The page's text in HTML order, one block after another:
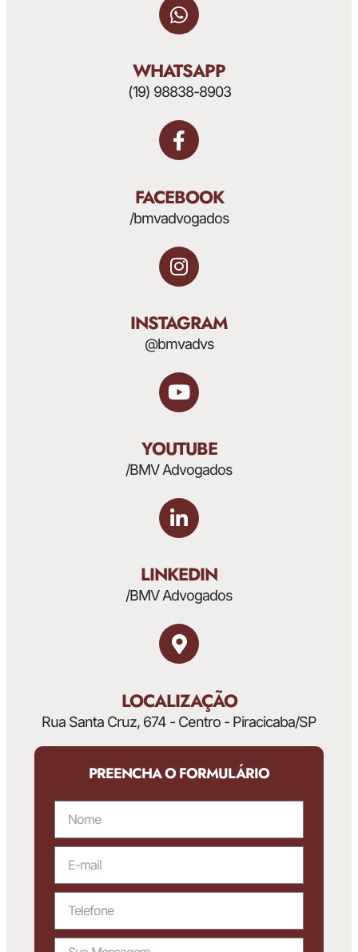
WHATSAPP
(19) 98838-8903
FACEBOOK
/bmvadvogados
INSTAGRAM
@bmvadvs
YOUTUBE
/BMV Advogados
LINKEDIN
/BMV Advogados
LOCALIZAÇÃO
Rua Santa Cruz, 674 - Centro - Piracicaba/SP
PREENCHA O FORMULÁRIO